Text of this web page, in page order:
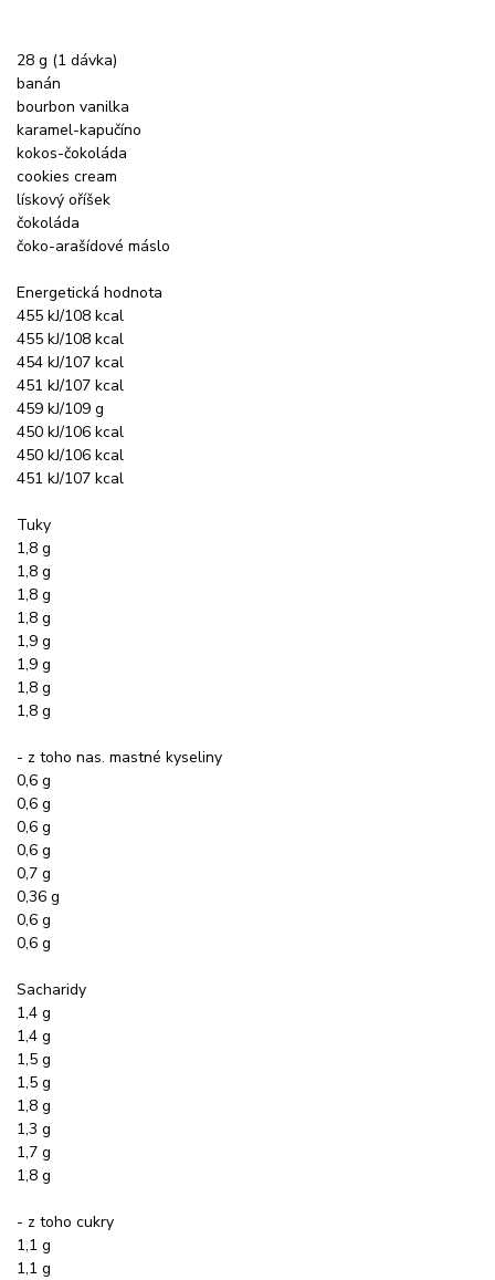
28 g (1 dávka)
banán
bourbon vanilka
karamel-kapučíno
kokos-čokoláda
cookies cream
lískový oříšek
čokoláda
čoko-arašídové máslo
Energetická hodnota
455 kJ/108 kcal
455 kJ/108 kcal
454 kJ/107 kcal
451 kJ/107 kcal
459 kJ/109 g
450 kJ/106 kcal
450 kJ/106 kcal
451 kJ/107 kcal
Tuky
1,8 g
1,8 g
1,8 g
1,8 g
1,9 g
1,9 g
1,8 g
1,8 g
- z toho nas. mastné kyseliny
0,6 g
0,6 g
0,6 g
0,6 g
0,7 g
0,36 g
0,6 g
0,6 g
Sacharidy
1,4 g
1,4 g
1,5 g
1,5 g
1,8 g
1,3 g
1,7 g
1,8 g
- z toho cukry
1,1 g
1,1 g